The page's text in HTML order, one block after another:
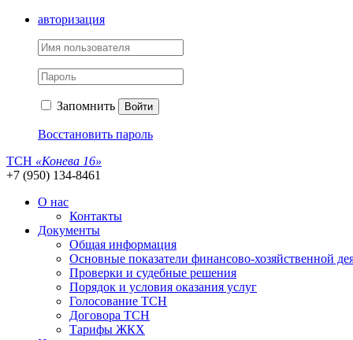
авторизация
Запомнить Войти
Восстановить пароль
ТСН «Конева 16»
+7 (950) 134-8461
О нас
Контакты
Документы
Общая информация
Основные показатели финансово-хозяйственной
Проверки и судебные решения
Порядок и условия оказания услуг
Голосование ТСН
Договора ТСН
Тарифы ЖКХ